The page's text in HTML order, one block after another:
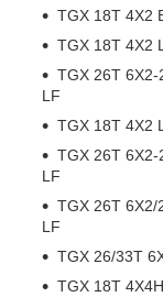
TGX 18T 4X2
TGX 18T 4X2
TGX 26T
LF
TGX 18T 4X2
TGX 26T
LF
TGX 26T
LF
TGX 26/33T
TGX 18T